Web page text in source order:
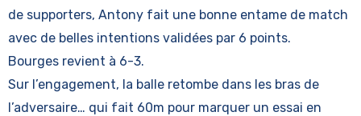
de supporters, Antony fait une bonne entame de match
avec de belles intentions validées par 6 points.
Bourges revient à 6-3.
Sur l’engagement, la balle retombe dans les bras de
l’adversaire… qui fait 60m pour marquer un essai en